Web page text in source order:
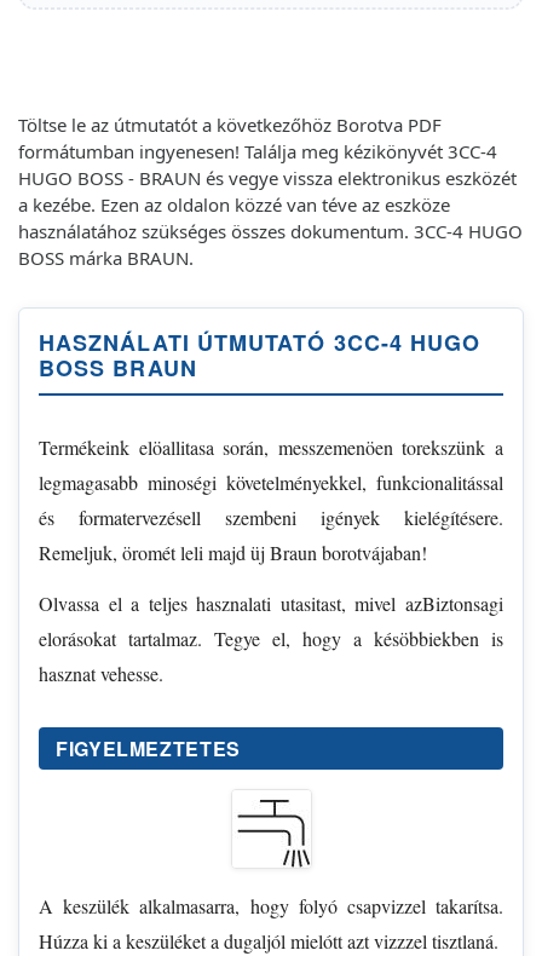
Töltse le az útmutatót a következőhöz Borotva PDF
formátumban ingyenesen! Találja meg kézikönyvét 3CC-4
HUGO BOSS - BRAUN és vegye vissza elektronikus eszközét
a kezébe. Ezen az oldalon közzé van téve az eszköze
használatához szükséges összes dokumentum. 3CC-4 HUGO
BOSS márka BRAUN.
HASZNÁLATI ÚTMUTATÓ 3CC-4 HUGO
BOSS BRAUN
Termékeink elöallitasa során, messzemenöen torekszünk a
legmagasabb minoségi követelményekkel, funkcionalitással
és formatervezésell szembeni igények kielégítésere.
Remeljuk, öromét leli majd üj Braun borotvájaban!
Olvassa el a teljes hasznalati utasitast, mivel azBiztonsagi
elorásokat tartalmaz. Tegye el, hogy a késöbbiekben is
hasznat vehesse.
FIGYELMEZTETES
A keszülék alkalmasarra, hogy folyó csapvizzel takarítsa.
Húzza ki a keszüléket a dugaljól mielótt azt vizzzel tisztlaná.